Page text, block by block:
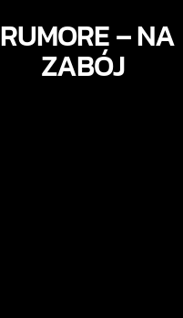
RUMORE – NA
ZABÓJ